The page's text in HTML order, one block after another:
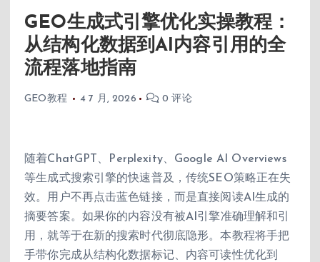
GEO生成式引擎优化实操教程：
从结构化数据到AI内容引用的全
流程落地指南
GEO教程 4 7 月, 2026 0 评论
随着ChatGPT、Perplexity、Google AI Overviews
等生成式搜索引擎的快速普及，传统SEO策略正在失
效。用户不再点击蓝色链接，而是直接阅读AI生成的
摘要答案。如果你的内容没有被AI引擎准确理解和引
用，就等于在新的搜索时代彻底隐形。本教程将手把
手带你完成从结构化数据标记、内容可读性优化到